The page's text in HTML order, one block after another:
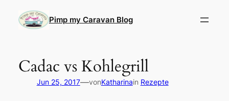
Pimp my Caravan Blog
Cadac vs Kohlegrill
Jun 25, 2017—vonKatharinain Rezepte